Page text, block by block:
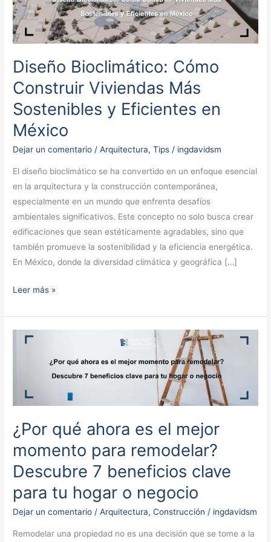
Diseño Bioclimático: Cómo
Construir Viviendas Más
Sostenibles y Eficientes en
México
Dejar un comentario /Arquitectura,Tips / ingdavidsm
El diseño bioclimático se ha convertido en un enfoque esencial
en la arquitectura y la construcción contemporánea,
especialmente en un mundo que enfrenta desafíos
ambientales significativos. Este concepto no solo busca crear
edificaciones que sean estéticamente agradables, sino que
también promueve la sostenibilidad y la eficiencia energética.
En México, donde la diversidad climática y geográfica […]
Cómo
Construir
Viviendas
Sostenibles
y
Eficientes
en
México
Leer más »
¿Por qué ahora es el mejor
momento para remodelar?
Descubre 7 beneficios clave
para tu hogar o negocio
Dejar un comentario /Arquitectura,Construcción / ingdavidsm
Remodelar una propiedad no es una decisión que se tome a la
¿Por
momento
remodelar?
Descubre
7
beneficios
clave
para